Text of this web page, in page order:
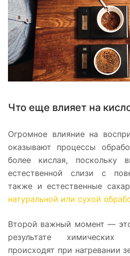
Что еще влияет на
Огромное влияние на
оказывают процессы
более кислая, поскольку
естественной слизи с
также и естественные
натуральной или сухой
Второй важный момент —
результате химических
происходят при нагревании